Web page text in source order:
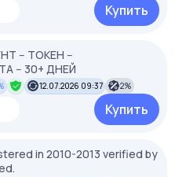
Купить
-- ТОКЕН --
-- 30+ ДНЕЙ
12.07.2026 09:37 2%
Купить
in 2010-2013 verified by